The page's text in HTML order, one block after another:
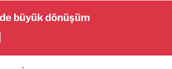
büyük dönüşüm